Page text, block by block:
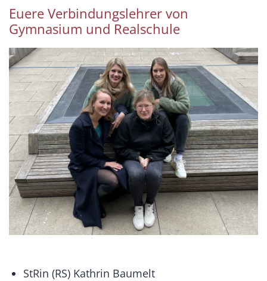
Euere Verbindungslehrer von
Gymnasium und Realschule
StRin (RS) Kathrin Baumelt